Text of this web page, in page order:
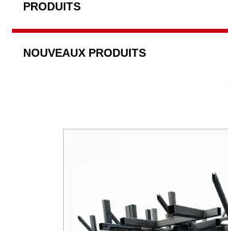
PRODUITS
NOUVEAUX PRODUITS